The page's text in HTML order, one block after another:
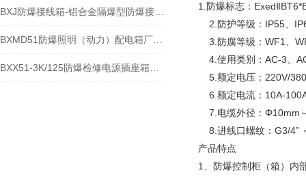
1.防爆标志：
2.防护等级：IP55、
3.防腐等级：WF1、
4.使用类别：AC-3、
5.额定电压：220V/
6.额定电流：10A-
7.电缆外径：Φ10mm
8.进线口螺纹：G3/4”
产品特点
1、防爆控制柜（箱）内